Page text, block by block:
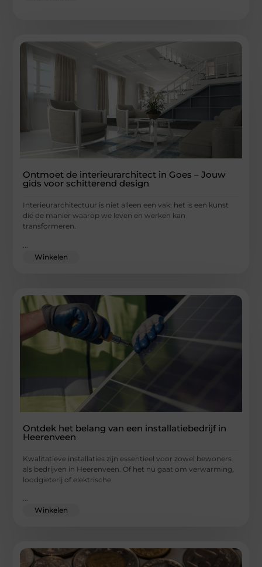
Ontmoet de interieurarchitect in Goes – Jouw
gids voor schitterend design
Interieurarchitectuur is niet alleen een vak; het is een kunst
die de manier waarop we leven en werken kan
transformeren.
Winkelen
Ontdek het belang van een installatiebedrijf in
Heerenveen
Kwalitatieve installaties zijn essentieel voor zowel bewoners
als bedrijven in Heerenveen. Of het nu gaat om verwarming,
loodgieterij of elektrische
...
Winkelen